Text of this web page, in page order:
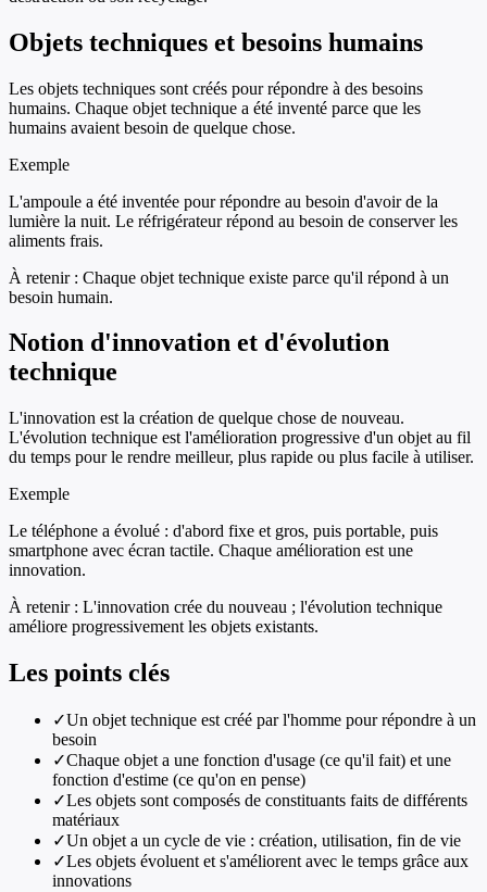
Objets techniques et besoins humains
Les objets techniques sont créés pour répondre à des besoins
humains. Chaque objet technique a été inventé parce que les
humains avaient besoin de quelque chose.
Exemple
L'ampoule a été inventée pour répondre au besoin d'avoir de la
lumière la nuit. Le réfrigérateur répond au besoin de conserver les
aliments frais.
À retenir : Chaque objet technique existe parce qu'il répond à un
besoin humain.
Notion d'innovation et d'évolution
technique
L'innovation est la création de quelque chose de nouveau.
L'évolution technique est l'amélioration progressive d'un objet au fil
du temps pour le rendre meilleur, plus rapide ou plus facile à utiliser.
Exemple
Le téléphone a évolué : d'abord fixe et gros, puis portable, puis
smartphone avec écran tactile. Chaque amélioration est une
innovation.
À retenir : L'innovation crée du nouveau ; l'évolution technique
améliore progressivement les objets existants.
Les points clés
✓Un objet technique est créé par l'homme pour répondre à un
besoin
✓Chaque objet a une fonction d'usage (ce qu'il fait) et une
fonction d'estime (ce qu'on en pense)
✓Les objets sont composés de constituants faits de différents
matériaux
✓Un objet a un cycle de vie : création, utilisation, fin de vie
✓Les objets évoluent et s'améliorent avec le temps grâce aux
innovations